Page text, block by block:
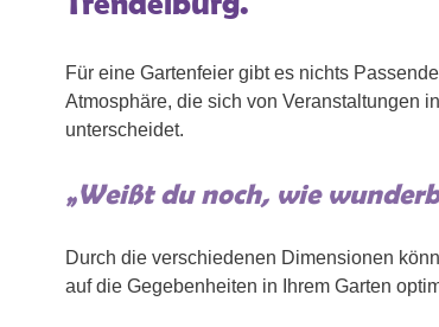
Für eine Gartenfeier gibt es nichts
Atmosphäre, die sich von Veranstaltungen
unterscheidet.
„Weißt du noch, wie
Durch die verschiedenen Dimensionen
auf die Gegebenheiten in Ihrem Garten